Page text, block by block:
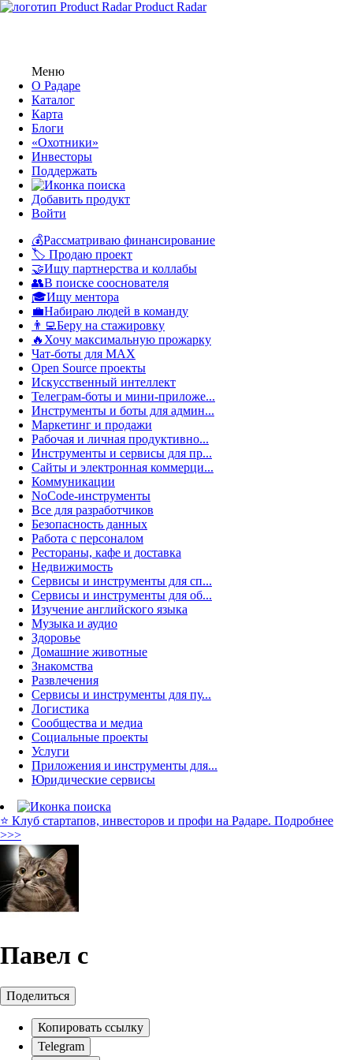
Product Radar
Меню
О Радаре
Каталог
Карта
Блоги
«Охотники»
Инвесторы
Поддержать
Добавить продукт
Войти
💰Рассматриваю финансирование
🏷️ Продаю проект
🤝Ищу партнерства и коллабы
👥В поиске сооснователя
🎓Ищу ментора
💼Набираю людей в команду
👨‍💻Беру на стажировку
🔥Хочу максимальную прожарку
Чат-боты для MAX
Open Source проекты
Искусственный интеллект
Телеграм-боты и мини-приложе...
Инструменты и боты для админ...
Маркетинг и продажи
Рабочая и личная продуктивно...
Инструменты и сервисы для пр...
Сайты и электронная коммерци...
Коммуникации
NoCode-инструменты
Все для разработчиков
Безопасность данных
Работа с персоналом
Рестораны, кафе и доставка
Недвижимость
Сервисы и инструменты для сп...
Сервисы и инструменты для об...
Изучение английского языка
Музыка и аудио
Здоровье
Домашние животные
Знакомства
Развлечения
Сервисы и инструменты для пу...
Логистика
Сообщества и медиа
Социальные проекты
Услуги
Приложения и инструменты для...
Юридические сервисы
⭐️ Клуб стартапов, инвесторов и профи на Радаре. Подробнее
>>>
Павел с
Поделиться
Копировать ссылку
Telegram